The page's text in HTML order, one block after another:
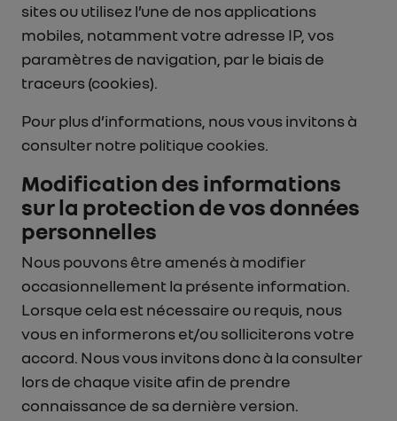
sites ou utilisez l’une de nos applications
mobiles, notamment votre adresse IP, vos
paramètres de navigation, par le biais de
traceurs (cookies).
Pour plus d’informations, nous vous invitons à
consulter notre politique cookies.
Modification des informations
sur la protection de vos données
personnelles
Nous pouvons être amenés à modifier
occasionnellement la présente information.
Lorsque cela est nécessaire ou requis, nous
vous en informerons et/ou solliciterons votre
accord. Nous vous invitons donc à la consulter
lors de chaque visite afin de prendre
connaissance de sa dernière version.